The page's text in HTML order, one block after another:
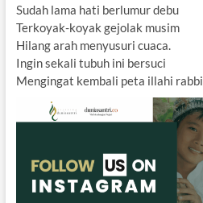
Sudah lama hati berlumur debu
Terkoyak-koyak gejolak musim
Hilang arah menyusuri cuaca.
Ingin sekali tubuh ini bersuci
Mengingat kembali peta illahi rabbi